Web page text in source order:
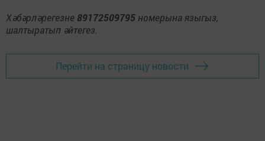
Хәбәрләрегезне 89172509795 номерына языгыз,
шалтыратып әйтегез.
Перейти на страницу новости